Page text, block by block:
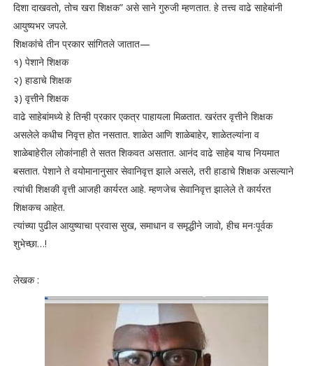
दिशा दाखवतो, तोच खरा शिक्षक” असे साने गुरुजी म्हणतात. हे तत्त्व वाढे साहेबांनी
आयुष्यभर जपले.
शिक्षकांचे तीन प्रकार सांगितले जातात—
१) पेशाने शिक्षक
२) हाडाचे शिक्षक
३) वृत्तीने शिक्षक
वाढे साहेबांमध्ये हे तिन्ही प्रकार एकत्र पाहायला मिळतात. खरंतर वृत्तीने शिक्षक
असलेले कधीच निवृत्त होत नसतात. शाळेत आणि शाळेबाहेर, शाळेतल्यांना व
शाळेबाहेरील लोकांनाही ते सतत शिकवत असतात. आनंद वाढे साहेब याच नियमात
बसतात. पेशाने ते वयोमानानुसार सेवानिवृत्त झाले असले, तरी हाडाचे शिक्षक असल्याने
त्यांची शिक्षकी वृत्ती आजही कार्यरत आहे. म्हणजेच सेवानिवृत्त झालेले ते कार्यरत
शिक्षकच आहेत.
त्यांच्या पुढील आयुष्याचा प्रवास सुख, समाधान व समृद्धीने जावो, हीच मनःपूर्वक
शुभेच्छा…!
लेखक :